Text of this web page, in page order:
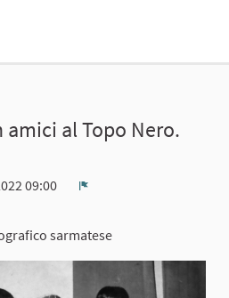
amici al Topo Nero.
09:00
sarmatese